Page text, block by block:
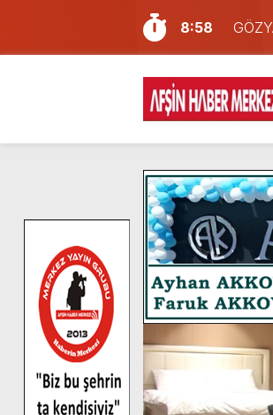
8:58
7:57
Afşin
6:31
16:10
13:27
11:22
8:06
14:05
7:39
4:58
İklim